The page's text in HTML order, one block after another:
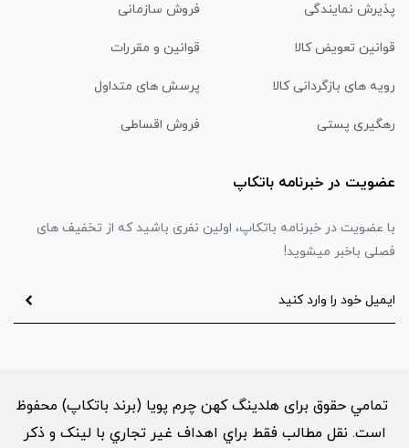
پذیرش نمایندگی فروش سازمانی
قوانین تعویض کالا قوانین و مقررات
رویه های بازگردانی کالا پرسش های متداول
رهگیری پستی فروش اقساطی
عضویت در خبرنامه باتکاپ
با عضویت در خبرنامه باتکاپ، اولین نفری باشید که از تخفیف های
فصلی باخبر میشوید!
تمامي حقوق برای هلدینگ کهن چرم پویا (برند باتکاپ) محفوظ
است. نقل مطالب فقط براي اهداف غير تجاري با لینک و ذکر